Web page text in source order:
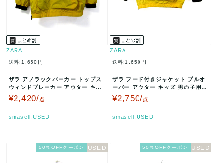
ZARA
送料:1,650円
ザラ アノラックパーカー トップス
ウィンドブレーカー アウター キッ
ズ 男の子用 6サイズ イエロ…
¥2,420/点
smasell.USED
ZARA
送料:1,650円
ザラ フード付きジャケット プルオ
ーバー アウター キッズ 男の子用 8
サイズ イエロー ZARA …
¥2,750/点
smasell.USED
50％OFFクーポン 50％OFFクーポン